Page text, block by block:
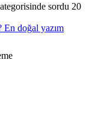
sordu 20
En doğal yazım